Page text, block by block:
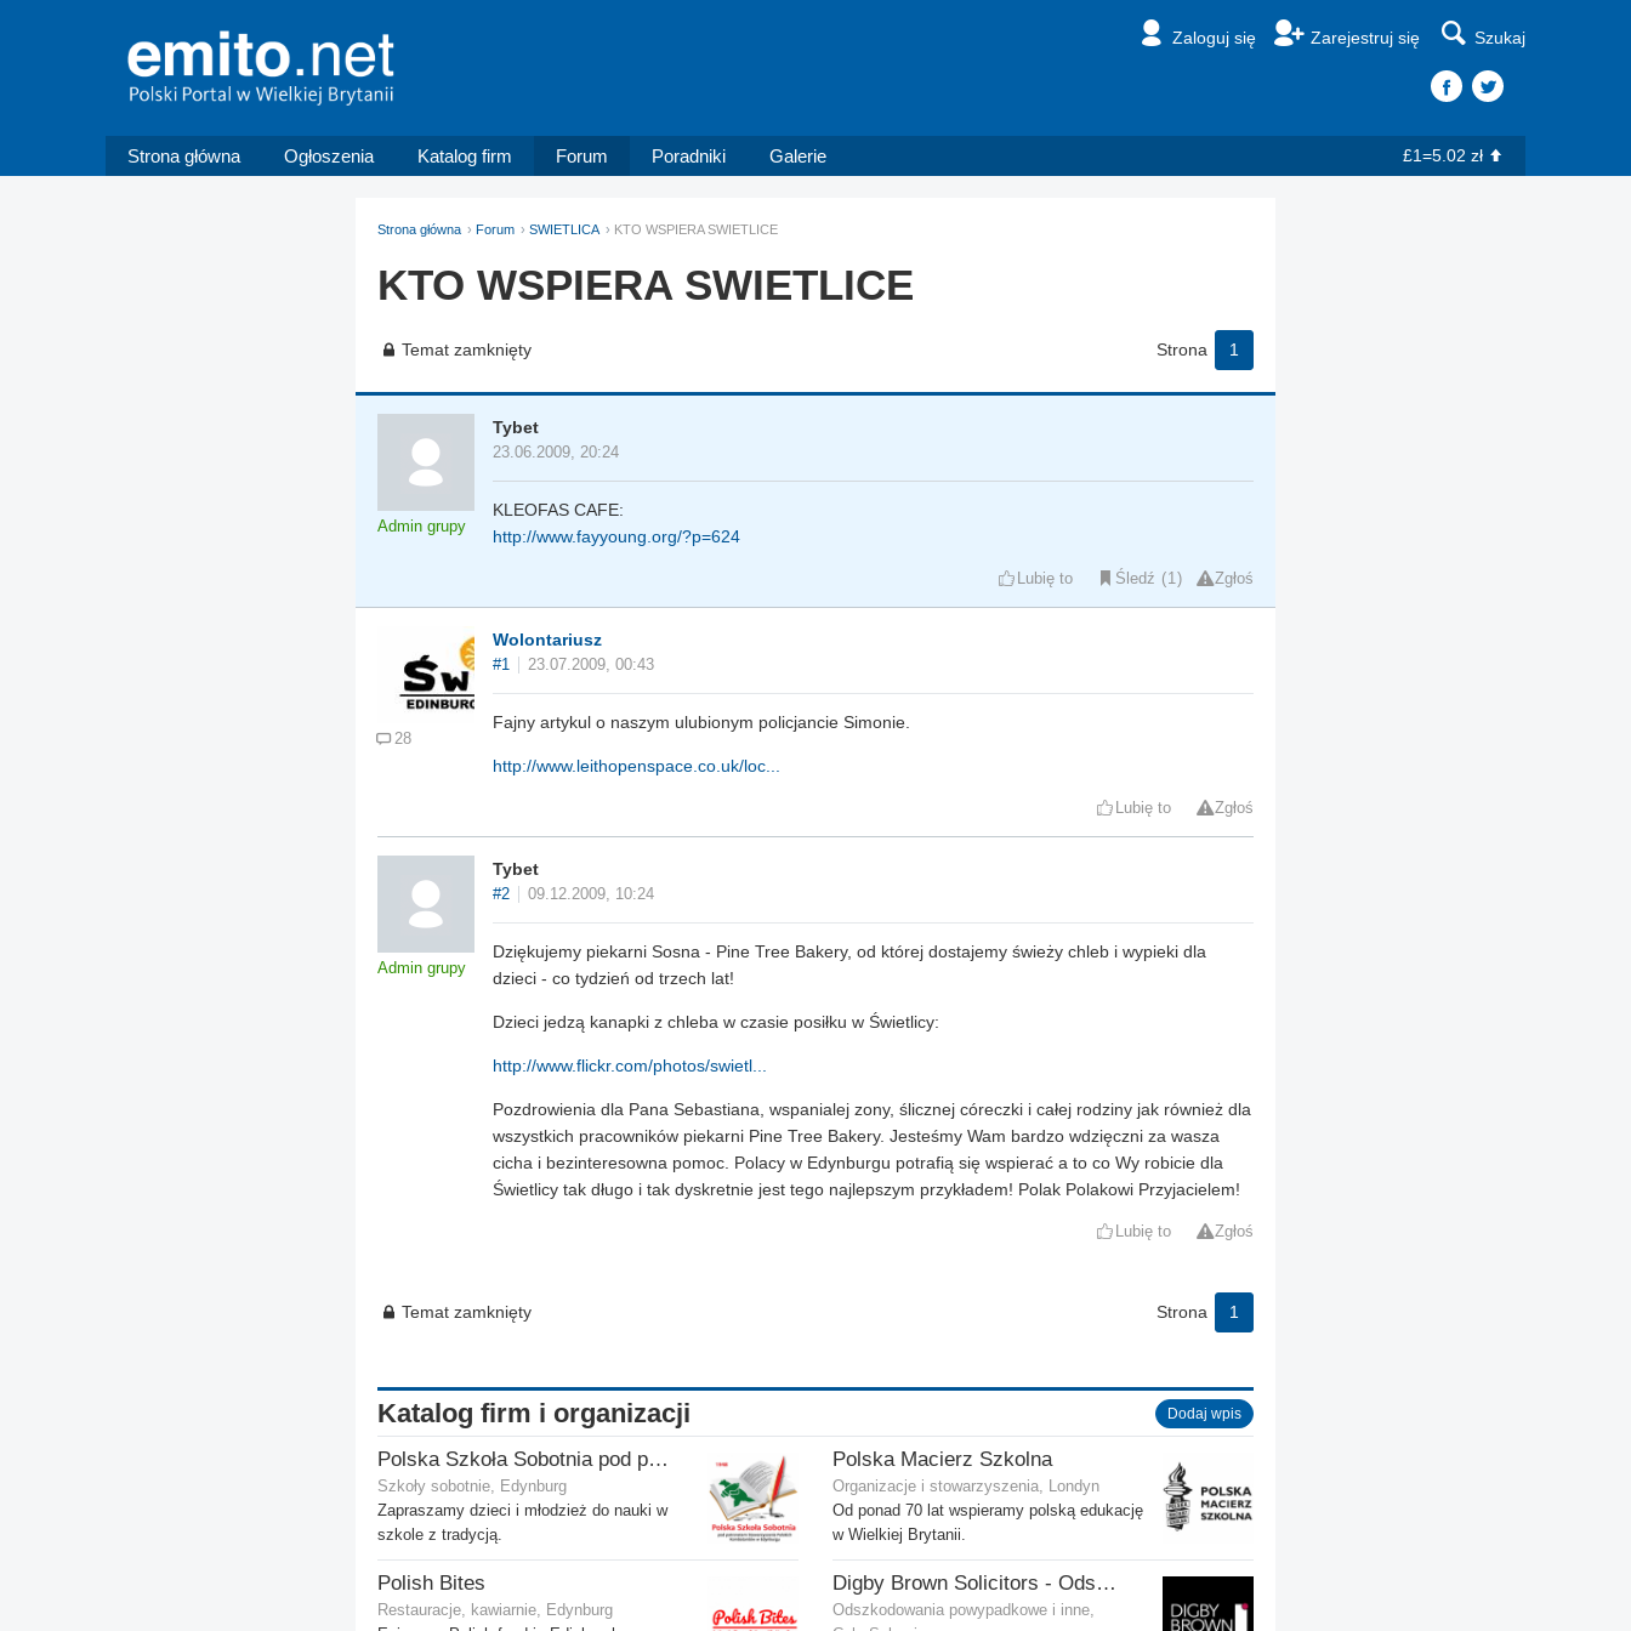
Zaloguj się Zarejestruj się Szukaj
Strona główna Ogłoszenia Katalog firm Forum Poradniki Galerie £1=5.02 zł
Strona główna Forum SWIETLICA KTO WSPIERA SWIETLICE
KTO WSPIERA SWIETLICE
Temat zamknięty Strona 1
Admin grupy
Tybet
23.06.2009, 20:24
KLEOFAS CAFE:
http://www.fayyoung.org/?p=624
Lubię to Śledź 1 Zgłoś
28
Wolontariusz
#1 23.07.2009, 00:43
Fajny artykul o naszym ulubionym policjancie Simonie.
http://www.leithopenspace.co.uk/loc...
Lubię to Zgłoś
Admin grupy
Tybet
#2 09.12.2009, 10:24
Dziękujemy piekarni Sosna - Pine Tree Bakery, od której dostajemy świeży chleb i wypieki dla
dzieci - co tydzień od trzech lat!
Dzieci jedzą kanapki z chleba w czasie posiłku w Świetlicy:
http://www.flickr.com/photos/swietl...
Pozdrowienia dla Pana Sebastiana, wspanialej zony, ślicznej córeczki i całej rodziny jak również dla
wszystkich pracowników piekarni Pine Tree Bakery. Jesteśmy Wam bardzo wdzięczni za wasza
cicha i bezinteresowna pomoc. Polacy w Edynburgu potrafią się wspierać a to co Wy robicie dla
Świetlicy tak długo i tak dyskretnie jest tego najlepszym przykładem! Polak Polakowi Przyjacielem!
Lubię to Zgłoś
Temat zamknięty Strona 1
Katalog firm i organizacji Dodaj wpis
Polska Szkoła Sobotnia pod patronatem SPK w Edynburgu - Filia Gilmerton
Szkoły sobotnie, Edynburg
Zapraszamy dzieci i młodzież do nauki w
szkole z tradycją.
Polska Macierz Szkolna
Organizacje i stowarzyszenia, Londyn
Od ponad 70 lat wspieramy polską edukację
w Wielkiej Brytanii.
Polish Bites
Restauracje, kawiarnie, Edynburg
Digby Brown Solicitors - Odszkodowania w Szkocji
Odszkodowania powypadkowe i inne,